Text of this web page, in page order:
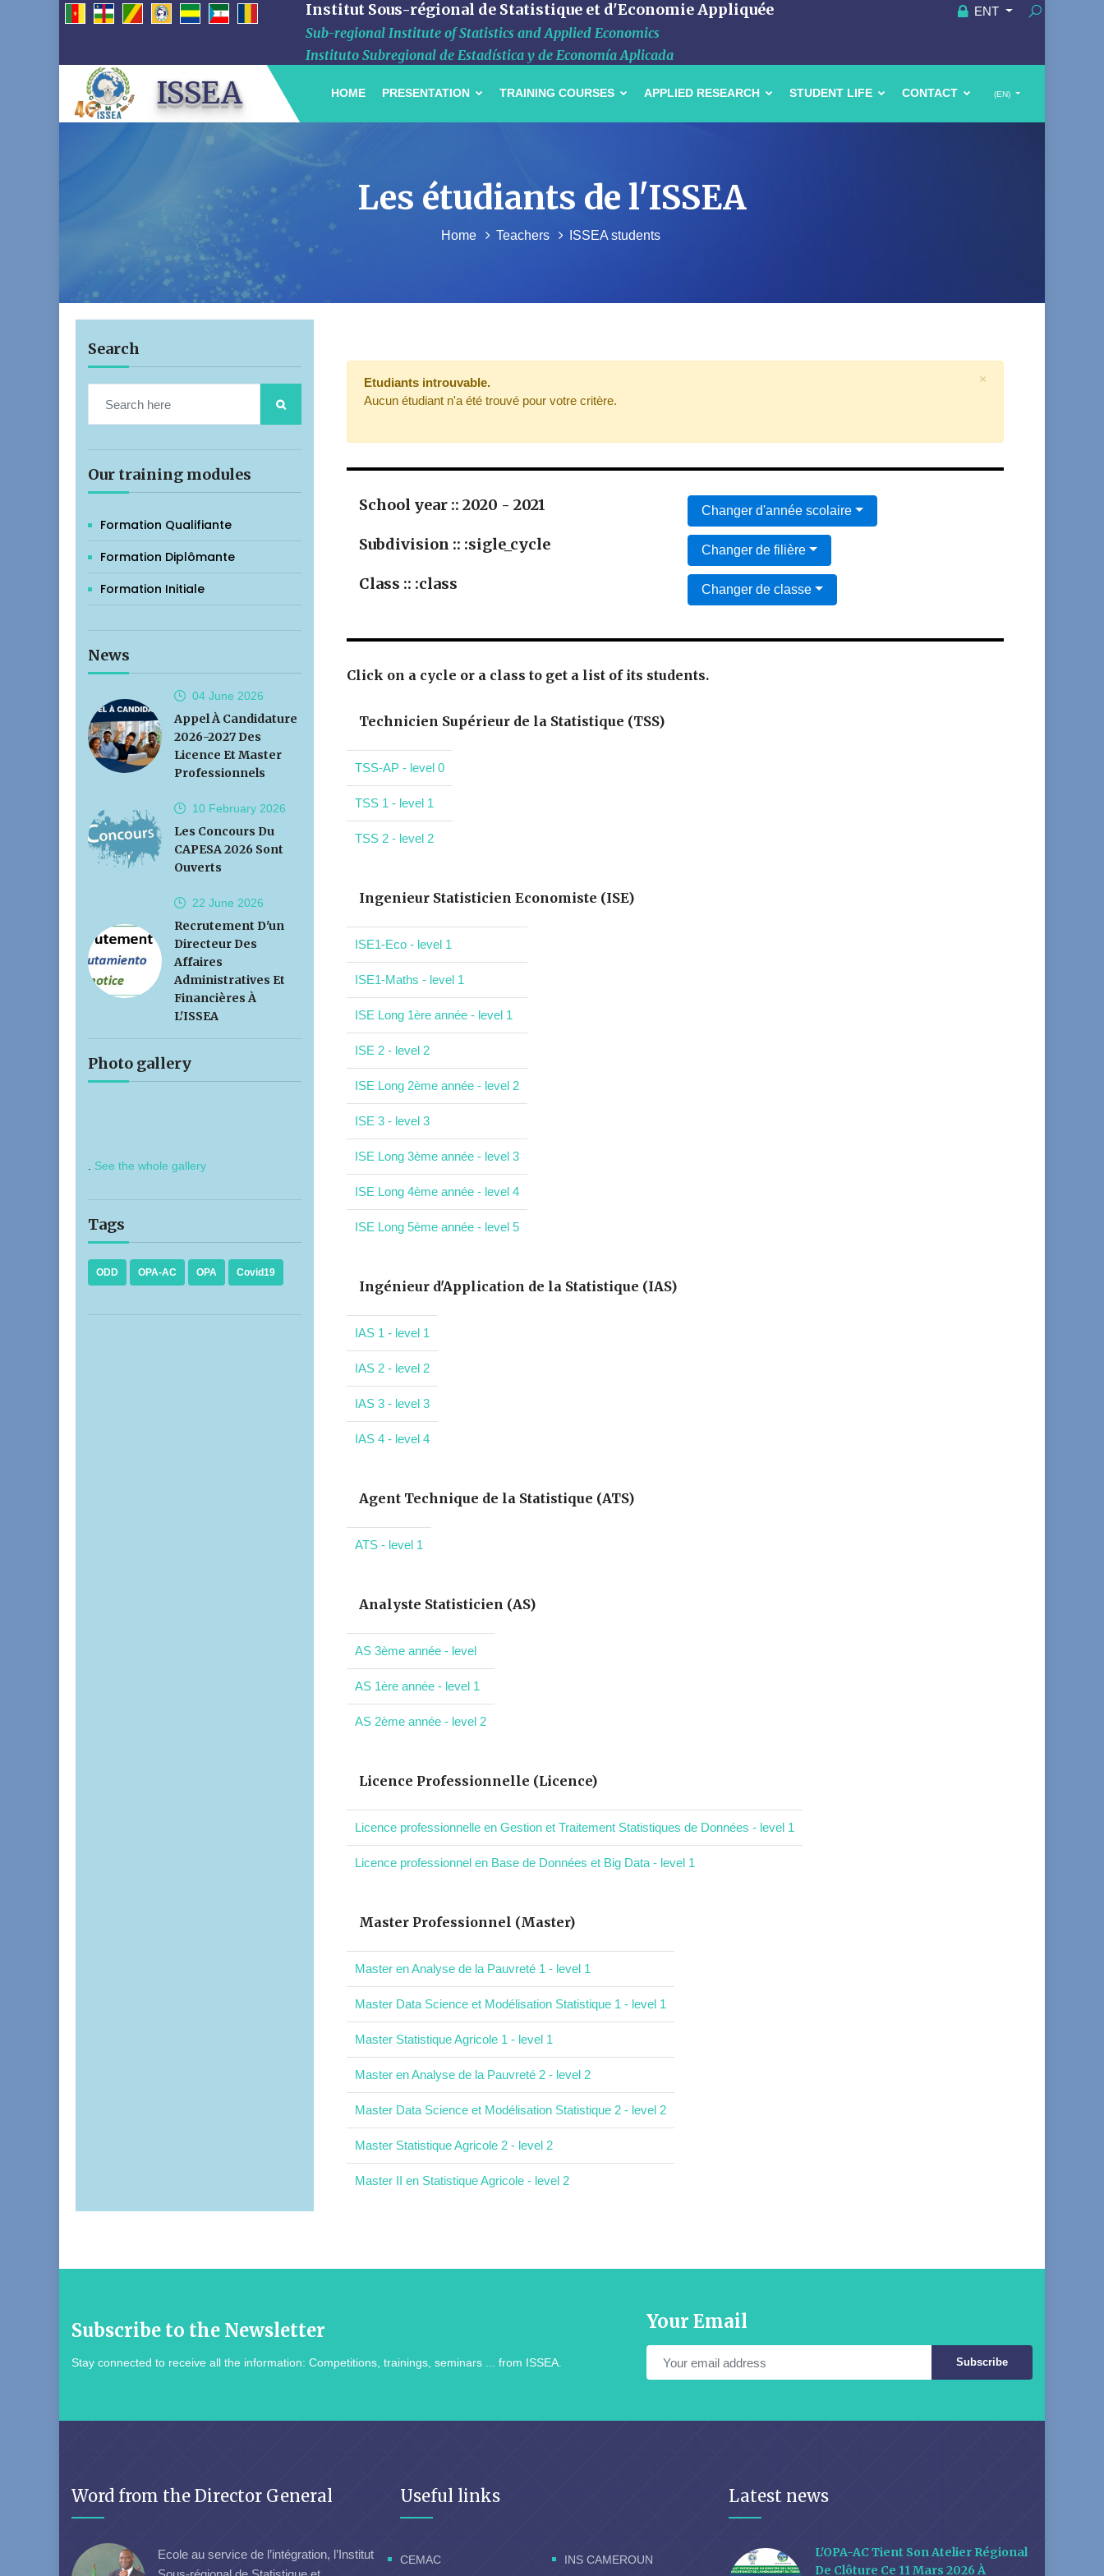
Institut Sous-régional de Statistique et d'Economie Appliquée
Sub-regional Institute of Statistics and Applied Economics
Instituto Subregional de Estadística y de Economía Aplicada
ENT
ISSEA (EN)
HOME PRESENTATION TRAINING COURSES APPLIED RESEARCH STUDENT LIFE CONTACT
Les étudiants de l'ISSEA
Home Teachers ISSEA students
Search
Our training modules
Formation Qualifiante
Formation Diplômante
Formation Initiale
News
04 June 2026
Appel À Candidature
2026-2027 Des
Licence Et Master
Professionnels
10 February 2026
Les Concours Du
CAPESA 2026 Sont
Ouverts
22 June 2026
Recrutement D'un
Directeur Des
Affaires
Administratives Et
Financières À
L'ISSEA
Photo gallery
See the whole gallery
Tags
ODD OPA-AC OPA Covid19
Etudiants introuvable.
Aucun étudiant n'a été trouvé pour votre critère.
×
School year :: 2020 - 2021 Changer d'année scolaire
Subdivision :: :sigle_cycle Changer de filière
Class :: :class Changer de classe
Click on a cycle or a class to get a list of its students.
Technicien Supérieur de la Statistique (TSS)
TSS-AP - level 0
TSS 1 - level 1
TSS 2 - level 2
Ingenieur Statisticien Economiste (ISE)
ISE1-Eco - level 1
ISE1-Maths - level 1
ISE Long 1ère année - level 1
ISE 2 - level 2
ISE Long 2ème année - level 2
ISE 3 - level 3
ISE Long 3ème année - level 3
ISE Long 4ème année - level 4
ISE Long 5ème année - level 5
Ingénieur d'Application de la Statistique (IAS)
IAS 1 - level 1
IAS 2 - level 2
IAS 3 - level 3
IAS 4 - level 4
Agent Technique de la Statistique (ATS)
ATS - level 1
Analyste Statisticien (AS)
AS 3ème année - level
AS 1ère année - level 1
AS 2ème année - level 2
Licence Professionnelle (Licence)
Licence professionnelle en Gestion et Traitement Statistiques de Données - level 1
Licence professionnel en Base de Données et Big Data - level 1
Master Professionnel (Master)
Master en Analyse de la Pauvreté 1 - level 1
Master Data Science et Modélisation Statistique 1 - level 1
Master Statistique Agricole 1 - level 1
Master en Analyse de la Pauvreté 2 - level 2
Master Data Science et Modélisation Statistique 2 - level 2
Master Statistique Agricole 2 - level 2
Master II en Statistique Agricole - level 2
Subscribe to the Newsletter
Stay connected to receive all the information: Competitions, trainings, seminars ... from ISSEA.
Your Email
Subscribe
Word from the Director General
Ecole au service de l’intégration, l’Institut
Useful links
CEMAC INS CAMEROUN
Latest news
L'OPA-AC Tient Son Atelier Régional
De Clôture Ce 11 Mars 2026 À